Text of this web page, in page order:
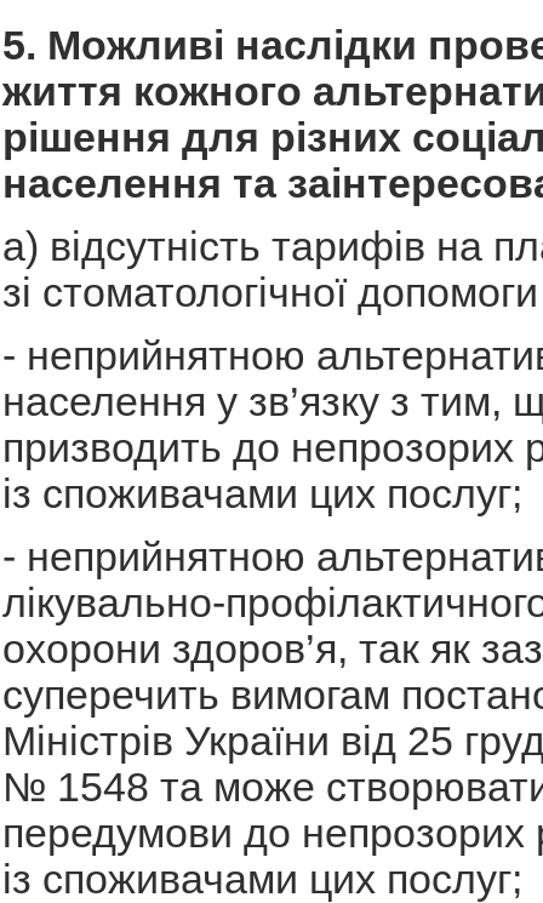
5. Можливі наслідки
життя кожного
рішення для різних
населення та
а) відсутність тарифів на
зі стоматологічної
- неприйнятною
населення у зв’язку з тим,
призводить до непрозорих
із споживачами цих послуг;
- неприйнятною
лікувально-
охорони здоров’я, так як
суперечить вимогам
Міністрів України від 25
№ 1548 та може
передумови до непрозорих
із споживачами цих послуг;